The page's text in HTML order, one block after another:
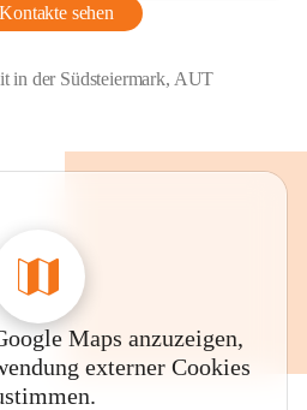
sehen
in der Südsteiermark, AUT
Maps anzuzeigen,
externer Cookies